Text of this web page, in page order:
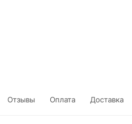
Отзывы Оплата Доставка